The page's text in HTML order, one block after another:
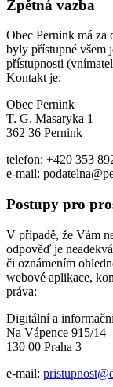
Zpětná vazba
Obec Pernink má za
byly přístupné všem
přístupnosti
Kontakt je:
Obec Pernink
T. G. Masaryka 1
362 36 Pernink
telefon: +420 353
e-mail:
Postupy pro
V případě, že Vám
odpověď je
či oznámením
webové aplikace,
práva:
Digitální a
Na Vápence 915/14
130 00 Praha 3
e-mail: